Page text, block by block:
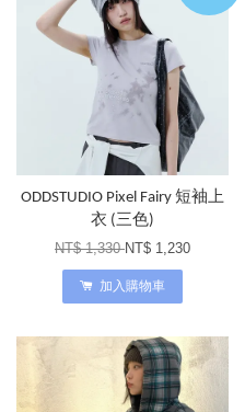
ODDSTUDIO Pixel Fairy 短袖上
衣 (三色)
NT$ 1,330NT$ 1,230
加入購物車